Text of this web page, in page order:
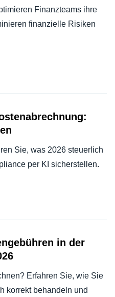
Finanzteams ihre
finanzielle Risiken
Sie, was 2026 steuerlich
per KI sicherstellen.
in der
Erfahren Sie, wie Sie
korrekt behandeln und